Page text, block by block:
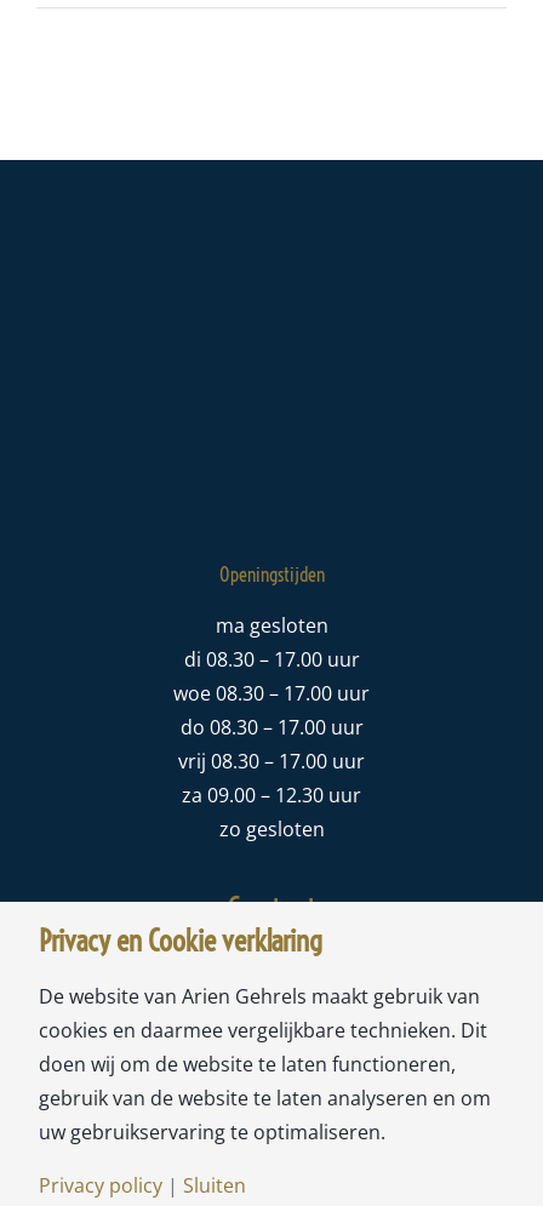
meubelstoffering
Openingstijden
ma gesloten
di 08.30 – 17.00 uur
woe 08.30 – 17.00 uur
do 08.30 – 17.00 uur
vrij 08.30 – 17.00 uur
za 09.00 – 12.30 uur
zo gesloten
Contact
Meubelstoffeerderij Ariën Gehrels
Sloterweg 178A
1171 CW Badhoevedorp
tel:020-6593693
mail:info@ariengehrels.nl
Privacy en Cookie verklaring
De website van Arien Gehrels maakt gebruik van
cookies en daarmee vergelijkbare technieken. Dit
doen wij om de website te laten functioneren,
gebruik van de website te laten analyseren en om
uw gebruikservaring te optimaliseren.
Privacy policy | Sluiten